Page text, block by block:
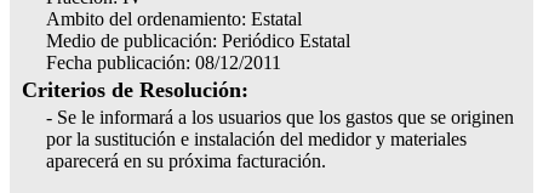
Ambito del ordenamiento: Estatal
Medio de publicación: Periódico Estatal
Fecha publicación: 08/12/2011
Criterios de Resolución:
- Se le informará a los usuarios que los gastos que se originen
por la sustitución e instalación del medidor y materiales
aparecerá en su próxima facturación.